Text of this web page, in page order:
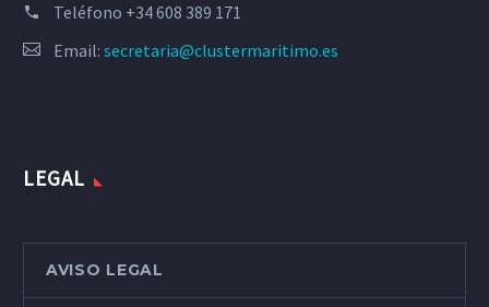
Teléfono +34 608 389 171
Email: secretaria@clustermaritimo.es
LEGAL
AVISO LEGAL